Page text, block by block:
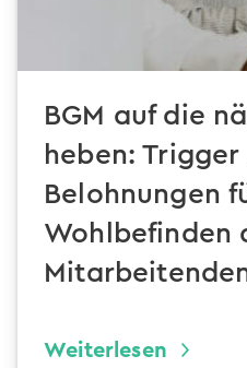
BGM auf die
heben: Trigger
Belohnungen
Wohlbefinden
Weiterlesen